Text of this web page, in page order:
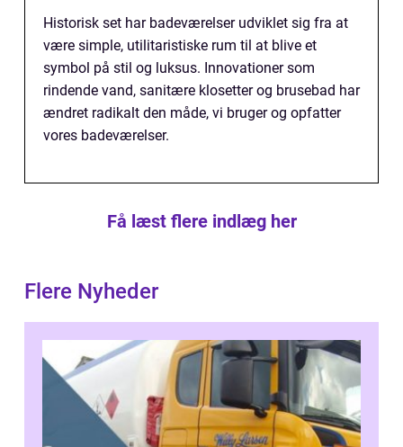
Historisk set har badeværelser udviklet sig fra at
være simple, utilitaristiske rum til at blive et
symbol på stil og luksus. Innovationer som
rindende vand, sanitære klosetter og brusebad har
ændret radikalt den måde, vi bruger og opfatter
vores badeværelser.
Få læst flere indlæg her
Flere Nyheder